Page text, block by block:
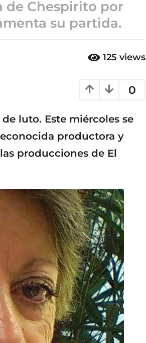
de Chespirito por
su partida.
125 views
0
luto. Este miércoles se
productora y
producciones de El